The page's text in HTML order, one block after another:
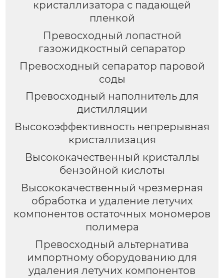
кристаллизатора с падающей
пленкой
Превосходный лопастной
газожидкостный сепаратор
Превосходный сепаратор паровой
соды
Превосходный наполнитель для
дистилляции
Высокоэффективность непрерывная
кристаллизация
Высококачественный кристаллы
бензойной кислоты
Высококачественный чрезмерная
обработка и удаление летучих
компонентов остаточных мономеров
полимера
Превосходный альтернатива
импортному оборудованию для
удаления летучих компонентов